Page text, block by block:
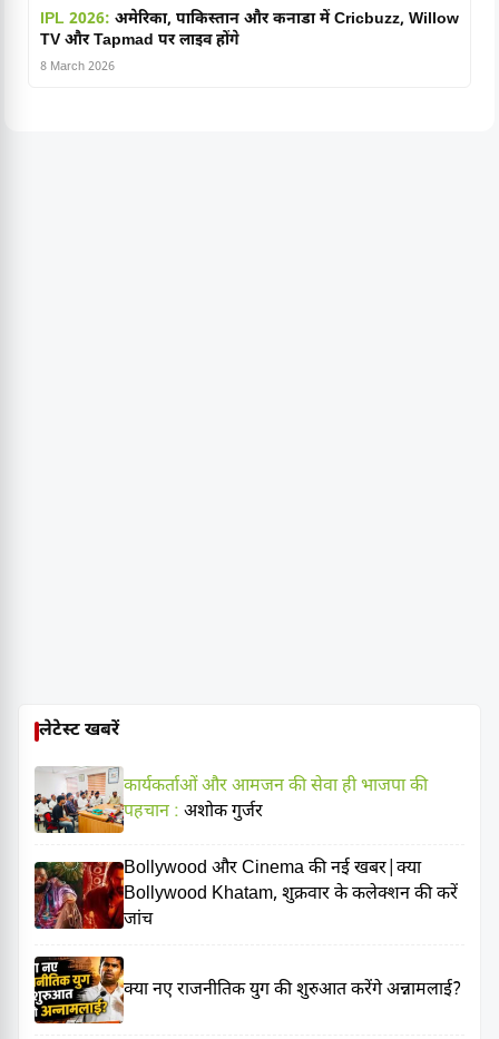
IPL 2026: अमेरिका, पाकिस्तान और कनाडा में Cricbuzz, Willow
TV और Tapmad पर लाइव होंगे
8 March 2026
लेटेस्ट खबरें
कार्यकर्ताओं और आमजन की सेवा ही भाजपा की
पहचान : अशोक गुर्जर
Bollywood और Cinema की नई खबर|क्या
Bollywood Khatam, शुक्रवार के कलेक्शन की करें
जांच
क्या नए राजनीतिक युग की शुरुआत करेंगे अन्नामलाई?